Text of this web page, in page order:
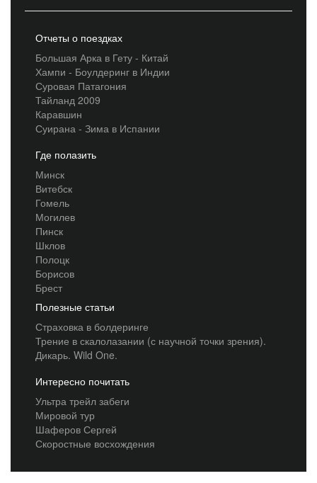
Отчеты о поездках
Большая Арка в Гету - Китай
Хампи - Боулдеринг в Индии
Суровая Патагония
Тайланд 2009
Каравшин
Суирана - Зима в Испании
Где полазить
Минск
Витебск
Гомель
Могилев
Пинск
Шклов
Полоцк
Борисов
Брест
Полезные статьи
Страховка в болдеринге
Трение в скалолазании (с научной точки зрения).
Дикарь. Wild One.
Интересно почитать
Ультра трейл забеги
Мировой тур
Шаферов Сергей
Скоростные восхождения